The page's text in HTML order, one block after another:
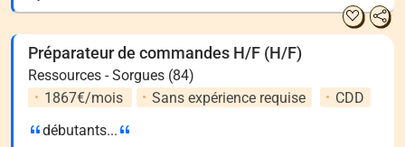
Préparateur de commandes H/F (H/F)
Ressources - Sorgues (84)
1867€/mois
Sans expérience requise
CDD
débutants...